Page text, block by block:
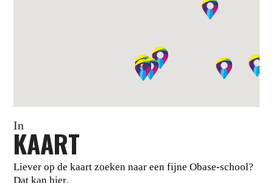
In
KAART
Liever op de kaart zoeken naar een fijne Obase-school?
Dat kan hier.